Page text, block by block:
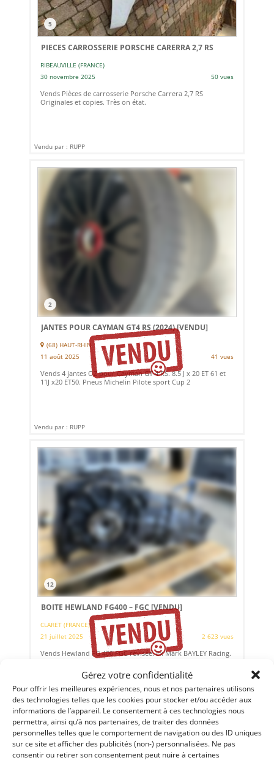
Gérez votre confidentialité
Pour offrir les meilleures expériences, nous et nos partenaires utilisons
des technologies telles que les cookies pour stocker et/ou accéder aux
informations de l’appareil. Le consentement à ces technologies nous
permettra, ainsi qu’à nos partenaires, de traiter des données
personnelles telles que le comportement de navigation ou des ID uniques
sur ce site et afficher des publicités (non-) personnalisées. Ne pas
consentir ou retirer son consentement peut nuire à certaines
5
PIECES CARROSSERIE PORSCHE CARERRA 2,7 RS
RIBEAUVILLE (FRANCE)
30 novembre 2025
50 vues
Vends Pièces de carrosserie Porsche Carrera 2,7 RS
Originales et copies. Très on état.
Vendu par : RUPP
2
JANTES POUR CAYMAN GT4 RS (2024)[VENDU]
(68) HAUT-RHIN
11 août 2025
41 vues
Vends 4 jantes OZ pour Cayman GT 4 RS. 8.5 J x 20 ET 61 et
11J x20 ET50. Pneus Michelin Pilote sport Cup 2
Vendu par : RUPP
12
BOITE HEWLAND FG400 – FGC [VENDU]
CLARET (FRANCE)
21 juillet 2025
2 623 vues
Vends Hewland FG 400 FGC révisée. Ex Mark BAYLEY Racing.
Jamais utilisée depuis révision. Couple 9/31. Ratios : 1ère:
13/35 (0,371) 2nd : 15/32 (0,468), 3 ème 18/30 (0,600), 4 ème
20/28 (0,714), 5 ème 20/24 (0,83)
Vendu par : Classic Racing Experience